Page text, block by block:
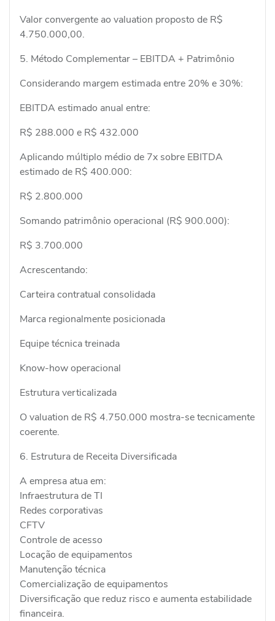
Valor convergente ao valuation proposto de R$
4.750.000,00.
5. Método Complementar – EBITDA + Patrimônio
Considerando margem estimada entre 20% e 30%:
EBITDA estimado anual entre:
R$ 288.000 e R$ 432.000
Aplicando múltiplo médio de 7x sobre EBITDA
estimado de R$ 400.000:
R$ 2.800.000
Somando patrimônio operacional (R$ 900.000):
R$ 3.700.000
Acrescentando:
Carteira contratual consolidada
Marca regionalmente posicionada
Equipe técnica treinada
Know-how operacional
Estrutura verticalizada
O valuation de R$ 4.750.000 mostra-se tecnicamente
coerente.
6. Estrutura de Receita Diversificada
A empresa atua em:
Infraestrutura de TI
Redes corporativas
CFTV
Controle de acesso
Locação de equipamentos
Manutenção técnica
Comercialização de equipamentos
Diversificação que reduz risco e aumenta estabilidade
financeira.